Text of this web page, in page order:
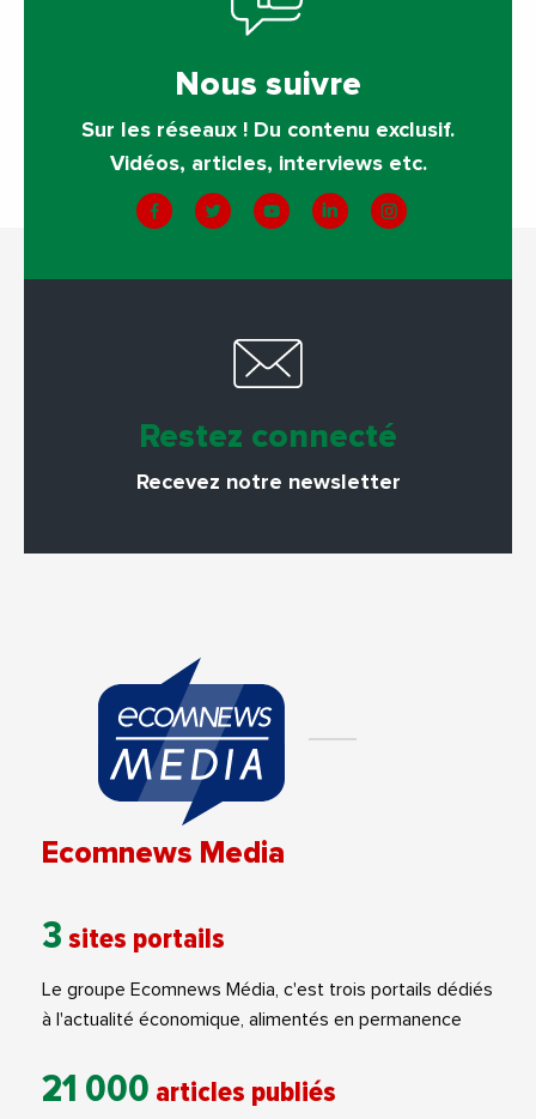
Nous suivre
Sur les réseaux ! Du contenu exclusif.
Vidéos, articles, interviews etc.
Restez connecté
Recevez notre newsletter
Ecomnews Media
3 sites portails
Le groupe Ecomnews Média, c'est trois portails dédiés
à l'actualité économique, alimentés en permanence
21 000 articles publiés